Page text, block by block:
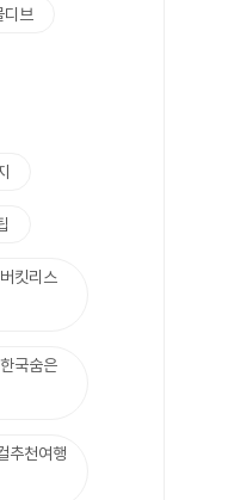
디브
킷리스
국숨은
추천여행